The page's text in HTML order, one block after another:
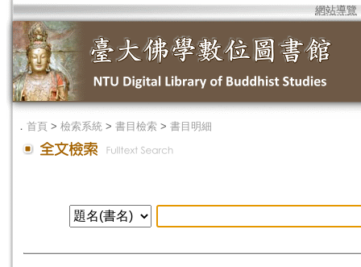
網站導覽
． 首頁 > 檢索系統 > 書目檢索 > 書目明細